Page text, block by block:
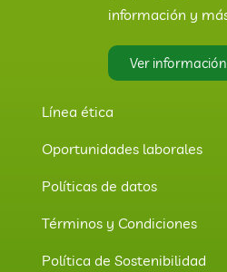
información y
Ver
Línea ética
Oportunidades laborales
Políticas de datos
Términos y Condiciones
Política de Sostenibilidad